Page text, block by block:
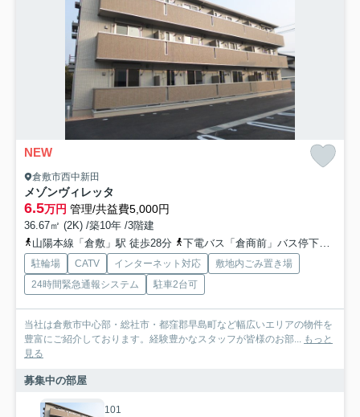
NEW
倉敷市西中新田
メゾンヴィレッタ
6.5万円 管理/共益費5,000円
36.67㎡ (2K) /築10年 /3階建
山陽本線「倉敷」駅 徒歩28分
下電バス「倉商前」バス停下車 徒歩6分
駐輪場 CATV インターネット対応
敷地内ごみ置き場
24時間緊急通報システム
駐車2台可
当社は倉敷市中心部・総社市・都窪郡早島町など幅広いエリアの物件を
豊富にご紹介しております。経験豊かなスタッフが皆様のお部... もっと
見る
募集中の部屋
101